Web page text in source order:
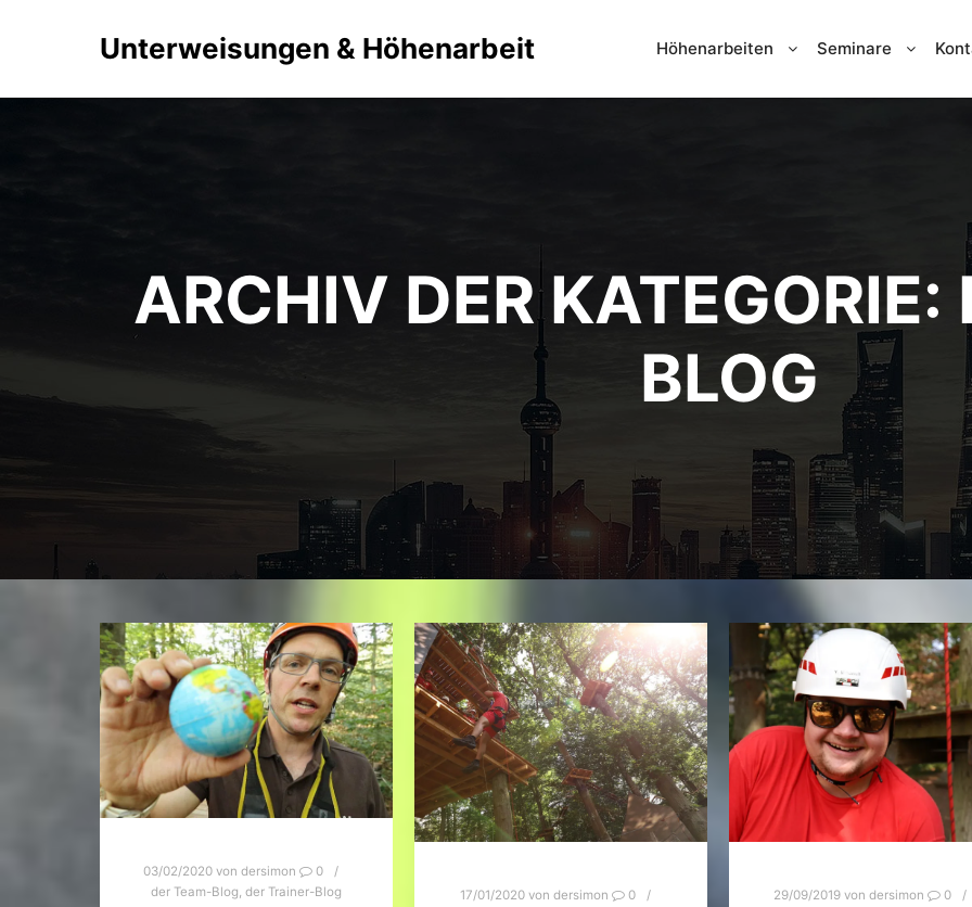
Unterweisungen & Höhenarbeit Höhenarbeiten Seminare
ARCHIV DER KATEGORIE:
BLOG
03/02/2020 von dersimon
0
der Team-Blog, der Trainer-Blog 17/01/2020von dersimon
0
29/09/2019von dersimon
0